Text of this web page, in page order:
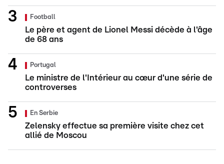
Football
Le père et agent de Lionel Messi décède à l'âge
de 68 ans
Portugal
Le ministre de l'Intérieur au cœur d'une série de
controverses
En Serbie
Zelensky effectue sa première visite chez cet
allié de Moscou